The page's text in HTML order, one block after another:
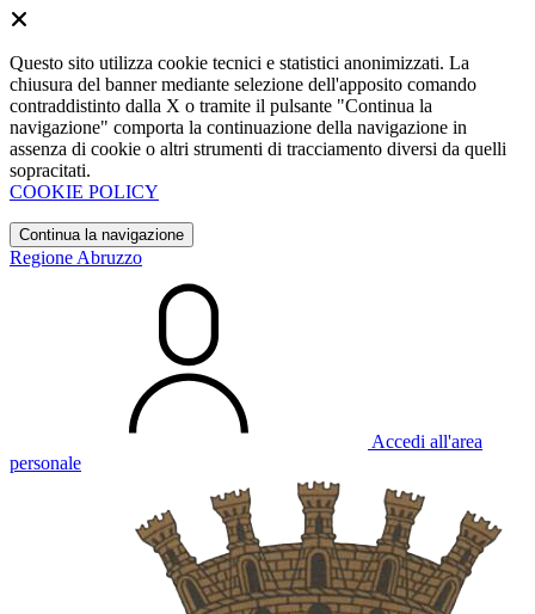
Questo sito utilizza cookie tecnici e statistici anonimizzati. La
chiusura del banner mediante selezione dell'apposito comando
contraddistinto dalla X o tramite il pulsante "Continua la
navigazione" comporta la continuazione della navigazione in
assenza di cookie o altri strumenti di tracciamento diversi da quelli
sopracitati.
COOKIE POLICY
Continua la navigazione
Regione Abruzzo
Accedi all'area
personale